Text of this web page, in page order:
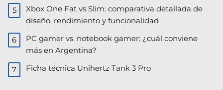
Xbox One Fat vs Slim: comparativa detallada de
diseño, rendimiento y funcionalidad
PC gamer vs. notebook gamer: ¿cuál conviene
más en Argentina?
Ficha técnica Unihertz Tank 3 Pro